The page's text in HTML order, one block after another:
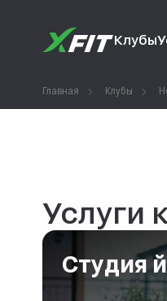
Клубы
Главная Клубы
Услуги
Студия